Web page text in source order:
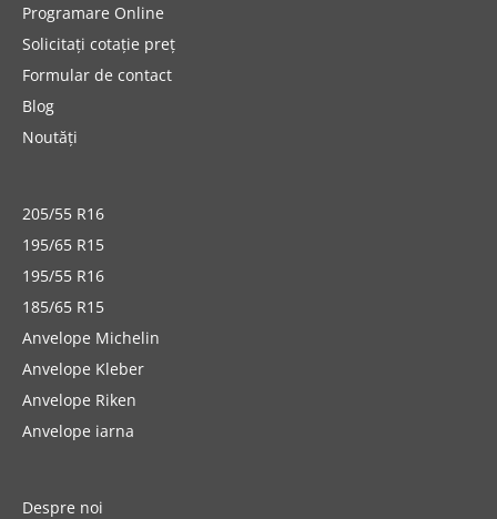
Programare Online
Solicitați cotație preț
Formular de contact
Blog
Noutăți
205/55 R16
195/65 R15
195/55 R16
185/65 R15
Anvelope Michelin
Anvelope Kleber
Anvelope Riken
Anvelope iarna
Despre noi